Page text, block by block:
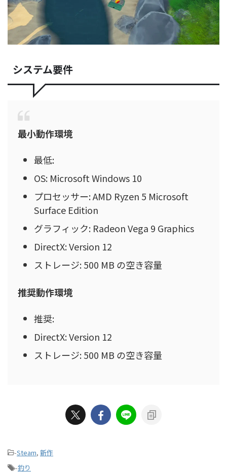
システム要件
最小動作環境
最低:
OS: Microsoft Windows 10
プロセッサー: AMD Ryzen 5 Microsoft
Surface Edition
グラフィック: Radeon Vega 9 Graphics
DirectX: Version 12
ストレージ: 500 MB の空き容量
推奨動作環境
推奨:
DirectX: Version 12
ストレージ: 500 MB の空き容量
-Steam, 新作
-釣り